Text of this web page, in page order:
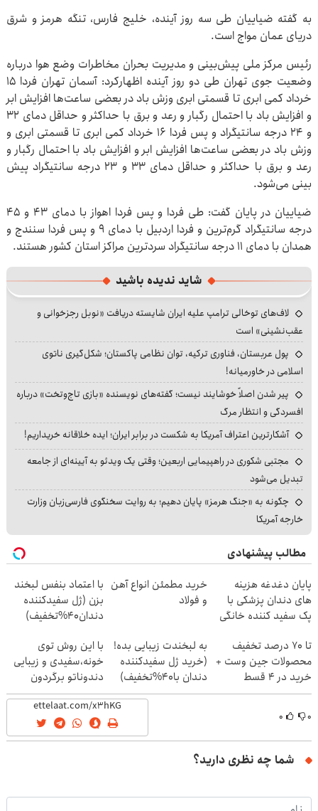
به گفته ضیاییان طی سه روز آینده، خلیج فارس، تنگه هرمز و شرق
دریای عمان مواج است.
رئیس مرکز ملی پیش‌بینی و مدیریت بحران مخاطرات وضع هوا درباره
وضعیت جوی تهران طی دو روز آینده اظهارکرد: آسمان تهران فردا ۱۵
خرداد کمی ابری تا قسمتی ابری وزش باد در بعضی ساعت‌ها افزایش ابر
و افزایش باد با احتمال رگبار و رعد و برق با حداکثر و حداقل دمای ۳۲
و ۲۴ درجه سانتیگراد و پس فردا ۱۶ خرداد کمی ابری تا قسمتی ابری و
وزش باد در بعضی ساعت‌ها افزایش ابر و افزایش باد با احتمال رگبار و
رعد و برق با حداکثر و حداقل دمای ۳۳ و ۲۳ درجه سانتیگراد پیش
بینی می‌شود.
ضیاییان در پایان گفت: طی فردا و پس فردا اهواز با دمای ۴۳ و ۴۵
درجه سانتیگراد گرم‌ترین و فردا اردبیل با دمای ۹ و پس فردا سنندج و
همدان با دمای ۱۱ درجه سانتیگراد سردترین مراکز استان‌ کشور هستند.
شاید ندیده باشید
لاف‌های توخالی ترامپ علیه ایران شایسته دریافت «نوبل رجزخوانی و
عقب‌نشینی» است
پول عربستان، فناوری ترکیه، توان نظامی پاکستان؛ شکل‌گیری ناتوی
اسلامی در خاورمیانه!
پیر شدن اصلاً خوشایند نیست؛ گفته‌های نویسنده «بازی تاج‌وتخت» درباره
افسردگی و انتظار مرگ
آشکارترین اعتراف آمریکا به شکست در برابر ایران؛ ایده خلاقانه خریداریم!
مجتبی شکوری در راهپیمایی اربعین؛ وقتی یک ویدئو به آیینه‌ای از جامعه
تبدیل می‌شود
چگونه به «جنگ هرمز» پایان دهیم؛ به روایت سخنگوی فارسی‌زبان وزارت
خارجه آمریکا
مطالب پیشنهادی
پایان دغدغه هزینه
های دندان پزشکی با
پک سفید کننده خانگی
خرید مطمئن انواع آهن
و فولاد
با اعتماد بنفس لبخند
بزن (ژل سفیدکننده
دندان40%تخفیف)
تا 70 درصد تخفیف
محصولات جین وست +
خرید در 4 قسط
به لبخندت زیبایی بده!
(خرید ژل سفیدکننده
دندان با40%تخفیف)
با این روش توی
خونه،سفیدی و زیبایی
دندوناتو برگردون
(40%off)
۰ ۰
شما چه نظری دارید؟